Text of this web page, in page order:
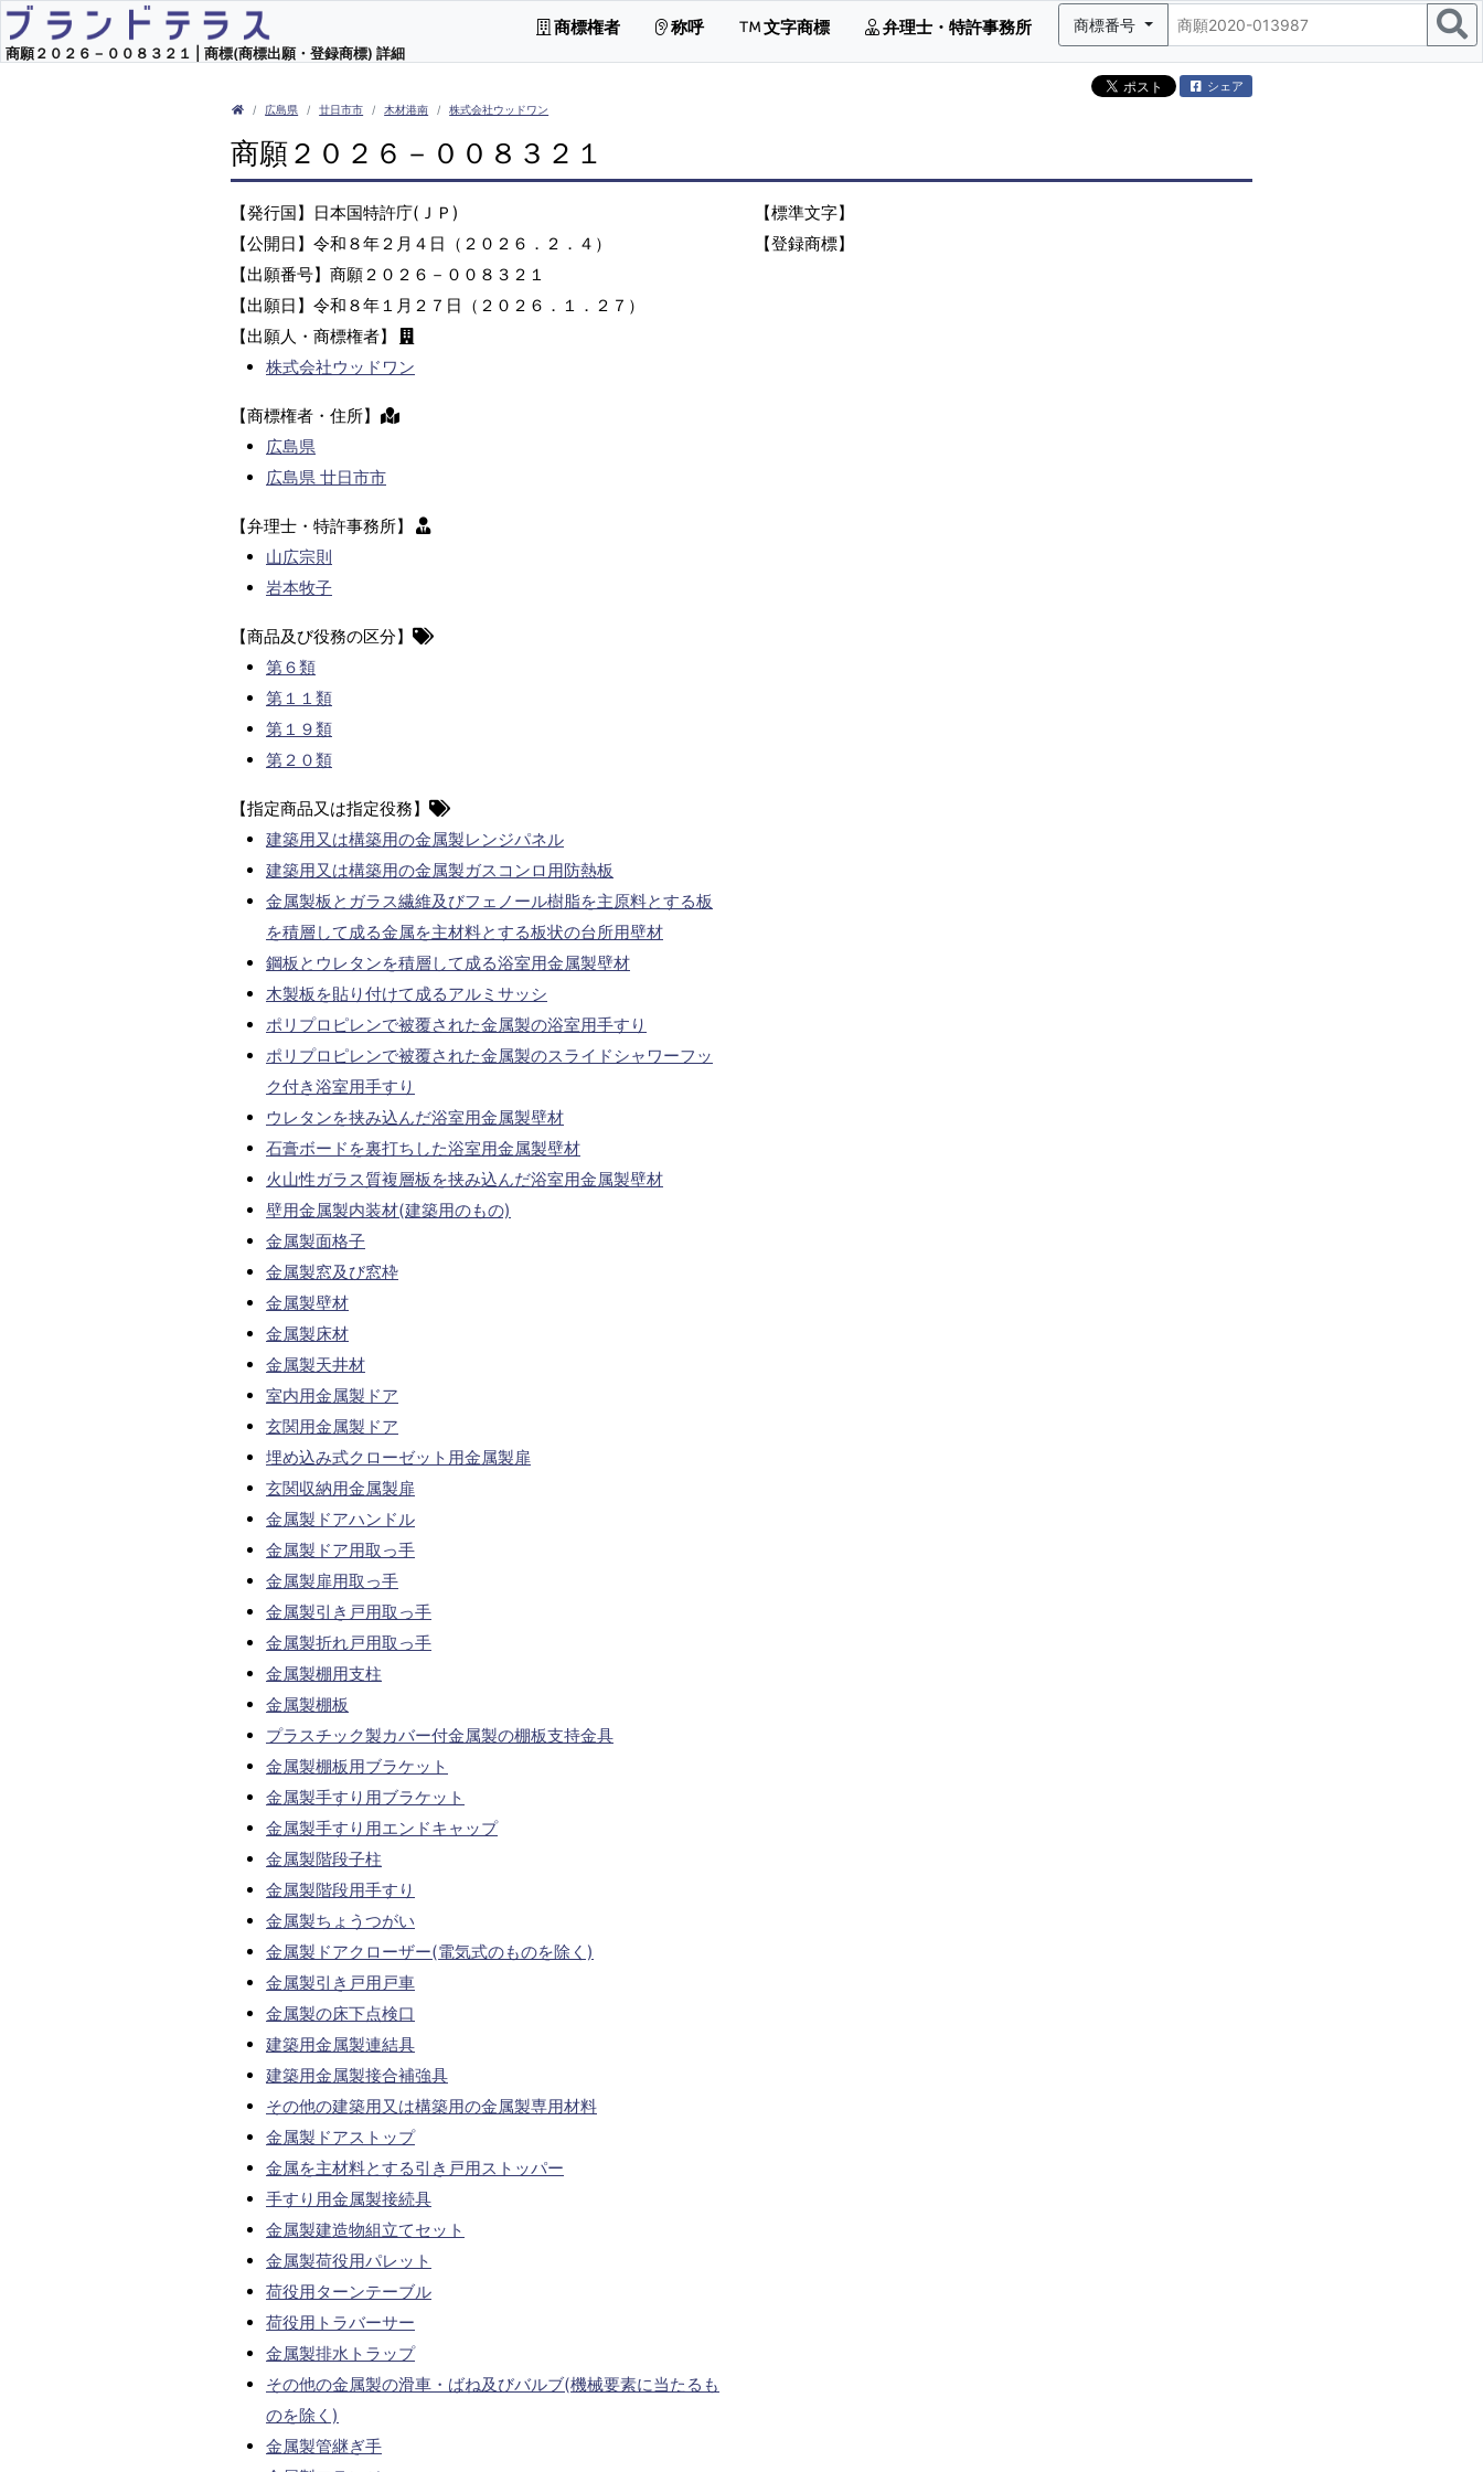
商願２０２６－００８３２１ | 商標(商標出願・登録商標) 詳細
商標権者 称呼 文字商標 弁理士・特許事務所 商標番号
シェア
広島県 廿日市市 木材港南 株式会社ウッドワン
商願２０２６－００８３２１
【発行国】日本国特許庁(ＪＰ)
【公開日】令和８年２月４日（２０２６．２．４）
【出願番号】商願２０２６－００８３２１
【出願日】令和８年１月２７日（２０２６．１．２７）
【出願人・商標権者】
株式会社ウッドワン
【商標権者・住所】
広島県
広島県 廿日市市
【弁理士・特許事務所】
山広宗則
岩本牧子
【商品及び役務の区分】
第６類
第１１類
第１９類
第２０類
【指定商品又は指定役務】
建築用又は構築用の金属製レンジパネル
建築用又は構築用の金属製ガスコンロ用防熱板
金属製板とガラス繊維及びフェノール樹脂を主原料とする板
を積層して成る金属を主材料とする板状の台所用壁材
鋼板とウレタンを積層して成る浴室用金属製壁材
木製板を貼り付けて成るアルミサッシ
ポリプロピレンで被覆された金属製の浴室用手すり
ポリプロピレンで被覆された金属製のスライドシャワーフッ
ク付き浴室用手すり
ウレタンを挟み込んだ浴室用金属製壁材
石膏ボードを裏打ちした浴室用金属製壁材
火山性ガラス質複層板を挟み込んだ浴室用金属製壁材
壁用金属製内装材(建築用のもの)
金属製面格子
金属製窓及び窓枠
金属製壁材
金属製床材
金属製天井材
室内用金属製ドア
玄関用金属製ドア
埋め込み式クローゼット用金属製扉
玄関収納用金属製扉
金属製ドアハンドル
金属製ドア用取っ手
金属製扉用取っ手
金属製引き戸用取っ手
金属製折れ戸用取っ手
金属製棚用支柱
金属製棚板
プラスチック製カバー付金属製の棚板支持金具
金属製棚板用ブラケット
金属製手すり用ブラケット
金属製手すり用エンドキャップ
金属製階段子柱
金属製階段用手すり
金属製ちょうつがい
金属製ドアクローザー(電気式のものを除く)
金属製引き戸用戸車
金属製の床下点検口
建築用金属製連結具
建築用金属製接合補強具
その他の建築用又は構築用の金属製専用材料
金属製ドアストップ
金属を主材料とする引き戸用ストッパー
手すり用金属製接続具
金属製建造物組立てセット
金属製荷役用パレット
荷役用ターンテーブル
荷役用トラバーサー
金属製排水トラップ
その他の金属製の滑車・ばね及びバルブ(機械要素に当たるも
のを除く)
金属製管継ぎ手
【標準文字】
【登録商標】